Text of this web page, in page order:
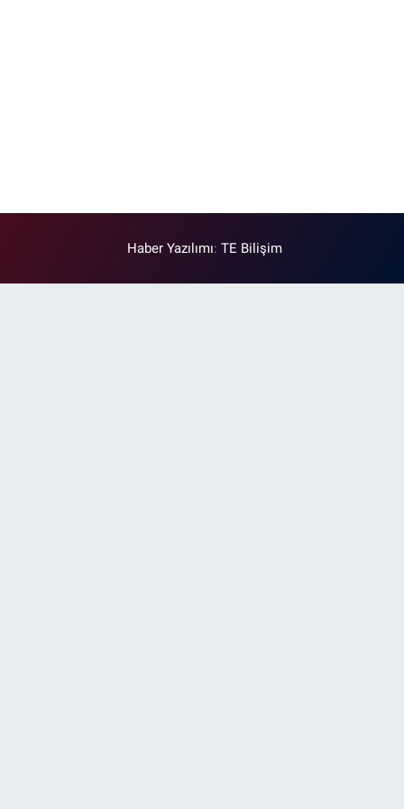
Haber Yazılımı:TE Bilişim